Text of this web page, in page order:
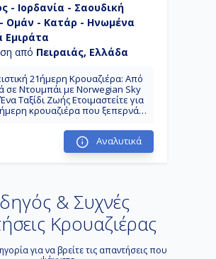
- Ιορδανία - Σαουδική
Ομάν - Κατάρ - Ηνωμένα
Εμιράτα
από Πειραιάς, Ελλάδα
21ήμερη Κρουαζιέρα: Από
σε Ντουμπάι με Norwegian Sky
Ταξίδι Ζωής Ετοιμαστείτε για
κρουαζιέρα που ξεπερνά
σε ένα επικό θαλάσσιο ταξίδι
από τον ιστορικό Πειραιά ,
καρδιά της Ελλάδας, και σας
ιστορία της Μεσογείου με τα
τοπία της Ερυθράς
Θάλασσας και τη σύγχρονη
του Αραβικού Κόλπου.
Πέρα Από τα Συνηθισμένα:
Αυτή η πολυτελής
Αναλυτικά
& Συχνές
Κρουαζιέρας
για να βρείτε τις απαντήσεις που